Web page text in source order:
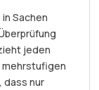
Sachen
jeden
dass nur